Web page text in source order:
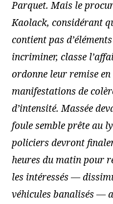
Parquet. Mais le
Kaolack, considérant
contient pas
incriminer, classe
ordonne leur remise
manifestations de
d’intensité. Massée
foule semble prête au
policiers devront
heures du matin pour
les intéressés —
véhicules banalisés —